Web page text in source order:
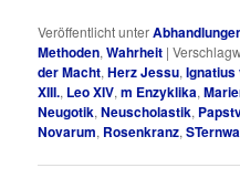
Veröffentlicht unter
Methoden,Wahrheit |
der Macht,Herz Jessu,Ignatius
XIII., Leo XIV,m Enzyklika,
Neugotik,Neuscholastik,
Novarum, Rosenkranz,